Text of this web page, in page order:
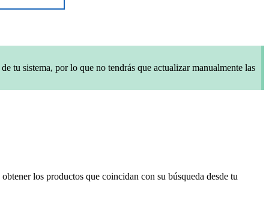
tu sistema, por lo que no tendrás que actualizar manualmente las
los productos que coincidan con su búsqueda desde tu